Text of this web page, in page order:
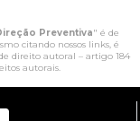
Preventiva" é de
citando nossos links, é
direito autoral – artigo 184
autorais